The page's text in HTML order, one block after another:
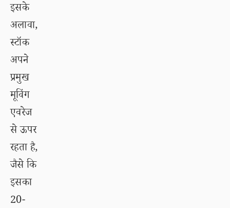
इसके
अलावा,
स्टॉक
अपने
प्रमुख
मूविंग
एवरेज
से ऊपर
रहता है,
जैसे कि
इसका
20-